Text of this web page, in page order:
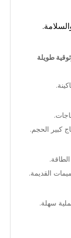
طويلة
كبير الحجم.
القديمة.
سهلة.